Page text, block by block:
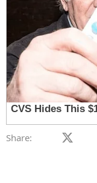
Share: Facebook